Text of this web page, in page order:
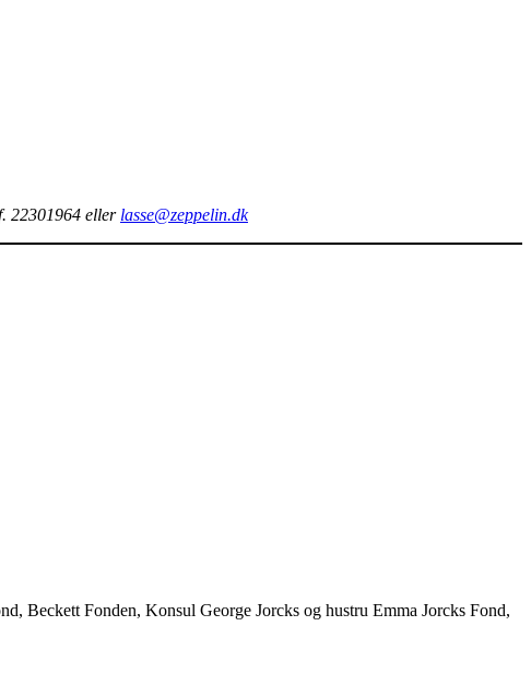
22301964 eller lasse@zeppelin.dk
Beckett Fonden, Konsul George Jorcks og hustru Emma Jorcks Fond,